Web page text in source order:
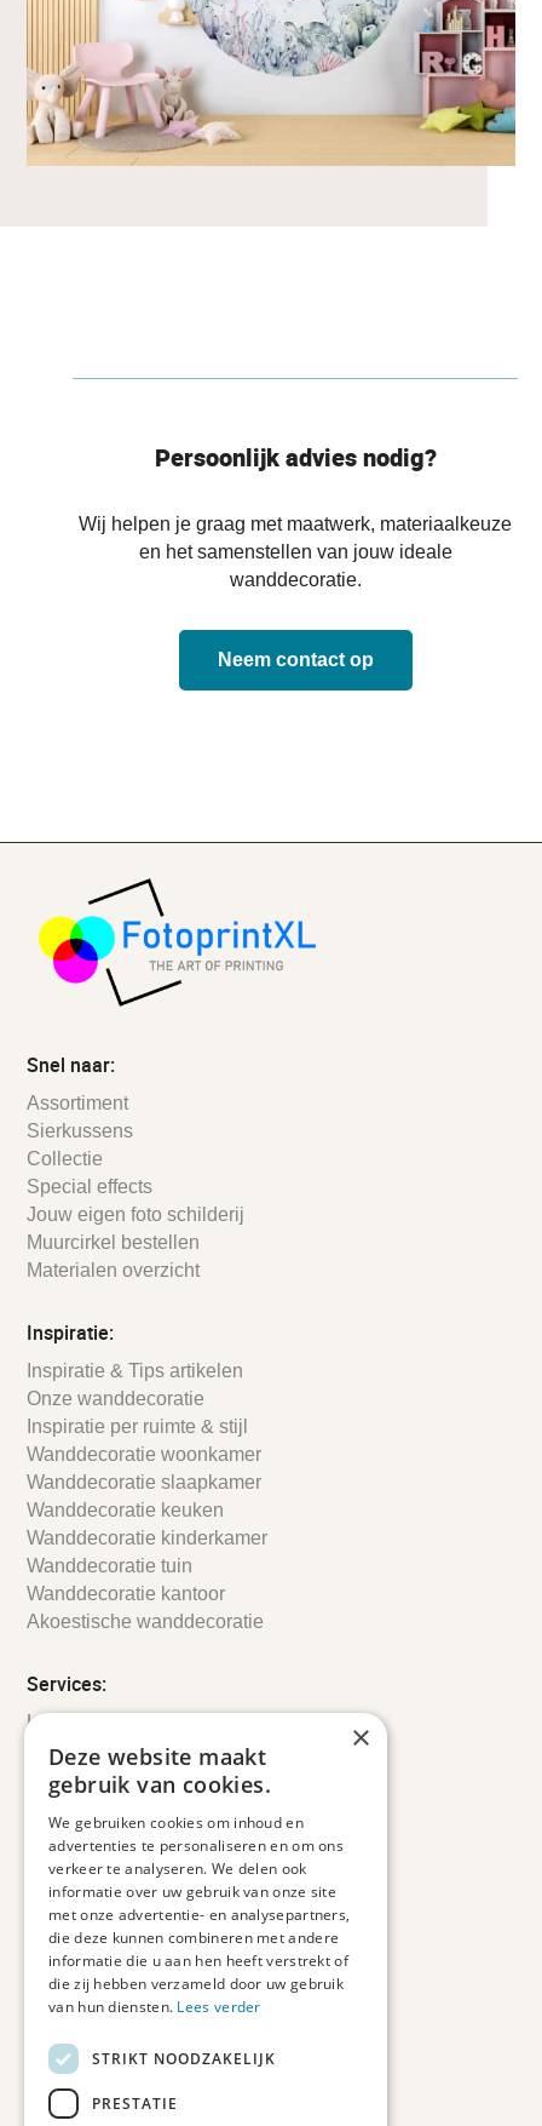
Persoonlijk advies nodig?
Wij helpen je graag met maatwerk, materiaalkeuze
en het samenstellen van jouw ideale
wanddecoratie.
Neem contact op
Snel naar:
Assortiment
Sierkussens
Collectie
Special effects
Jouw eigen foto schilderij
Muurcirkel bestellen
Materialen overzicht
Inspiratie:
Inspiratie & Tips artikelen
Onze wanddecoratie
Inspiratie per ruimte & stijl
Wanddecoratie woonkamer
Wanddecoratie slaapkamer
Wanddecoratie keuken
Wanddecoratie kinderkamer
Wanddecoratie tuin
Wanddecoratie kantoor
Akoestische wanddecoratie
Services:
Leveringsinformatie
Retourbeleid
Informatie
Veelgestelde vragen
Duurzaam ondernemen
Contact informatie
Etienne de Pinedaweg 34
3711 CH, Austerlitz
Nederland
info@fotoprintxl.nl
0343 78 58 00
×
Deze website maakt
gebruik van cookies.
We gebruiken cookies om inhoud en
advertenties te personaliseren en om ons
verkeer te analyseren. We delen ook
informatie over uw gebruik van onze site
met onze advertentie- en analysepartners,
die deze kunnen combineren met andere
informatie die u aan hen heeft verstrekt of
die zij hebben verzameld door uw gebruik
van hun diensten. Lees verder
STRIKT NOODZAKELIJK
PRESTATIE